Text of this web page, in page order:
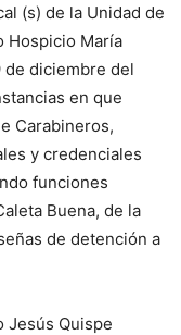
(s) de la Unidad de
Hospicio María
de diciembre del
en que
Carabineros,
y credenciales
funciones
Buena, de la
de detención a
Jesús Quispe